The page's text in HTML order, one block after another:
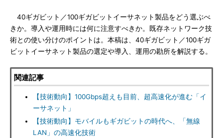
40ギガビット／100ギガビットイーサネット製品をどう選ぶべ
きか。導入や運用時には何に注意すべきか。既存ネットワーク技
術との使い分けのポイントは。本稿は、40ギガビット／100ギガ
ビットイーサネット製品の選定や導入、運用の勘所を解説する。
関連記事
【技術動向】100Gbps超えも目前、超高速化が進む「イ
ーサネット」
【技術動向】モバイルもギガビットの時代へ、「無線
LAN」の高速化技術